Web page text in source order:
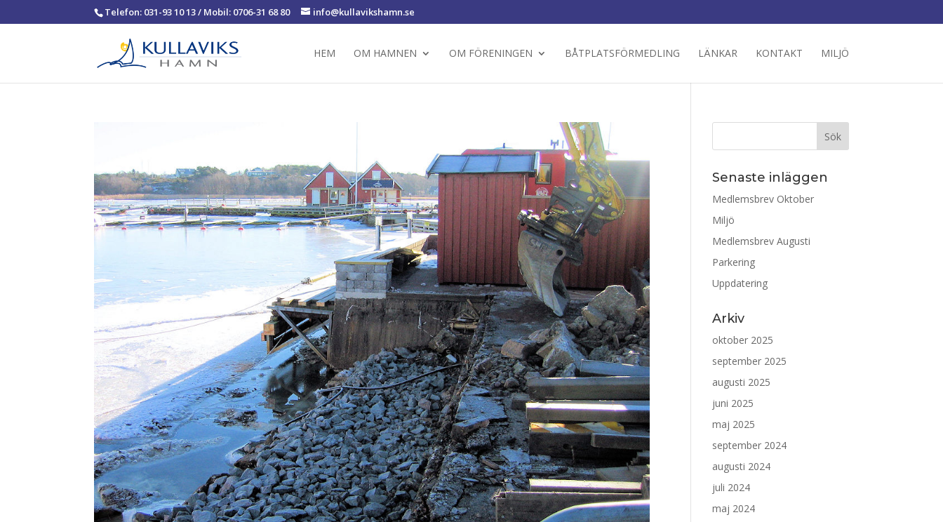
Telefon: 031-93 10 13 / Mobil: 0706-31 68 80 info@kullavikshamn.se
HEM OM HAMNEN OM FÖRENINGEN BÅTPLATSFÖRMEDLING LÄNKAR KONTAKT MILJÖ
Senaste inläggen
Medlemsbrev Oktober
Miljö
Medlemsbrev Augusti
Parkering
Uppdatering
Arkiv
oktober 2025
september 2025
augusti 2025
juni 2025
maj 2025
september 2024
augusti 2024
juli 2024
maj 2024